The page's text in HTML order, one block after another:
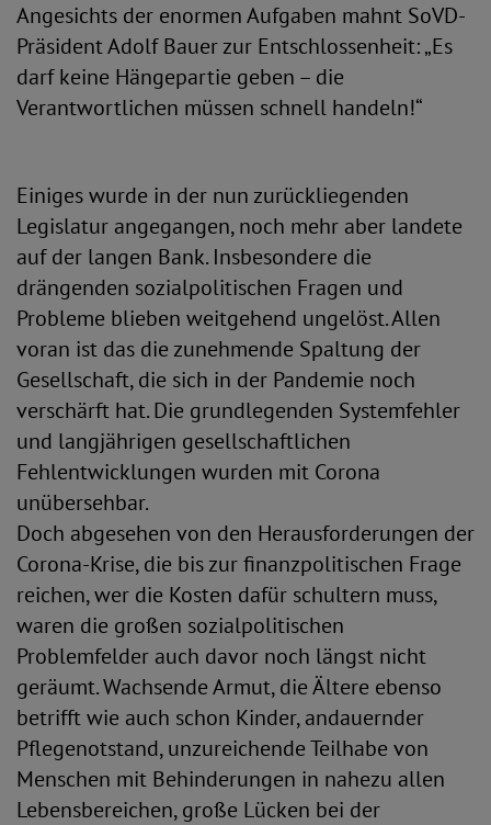
Angesichts der enormen Aufgaben mahnt SoVD-
Präsident Adolf Bauer zur Entschlossenheit: „Es
darf keine Hängepartie geben – die
Verantwortlichen müssen schnell handeln!“
Einiges wurde in der nun zurückliegenden
Legislatur angegangen, noch mehr aber landete
auf der langen Bank. Insbesondere die
drängenden sozialpolitischen Fragen und
Probleme blieben weitgehend ungelöst. Allen
voran ist das die zunehmende Spaltung der
Gesellschaft, die sich in der Pandemie noch
verschärft hat. Die grundlegenden Systemfehler
und langjährigen gesellschaftlichen
Fehlentwicklungen wurden mit Corona
unübersehbar.
Doch abgesehen von den Herausforderungen der
Corona-Krise, die bis zur finanzpolitischen Frage
reichen, wer die Kosten dafür schultern muss,
waren die großen sozialpolitischen
Problemfelder auch davor noch längst nicht
geräumt. Wachsende Armut, die Ältere ebenso
betrifft wie auch schon Kinder, andauernder
Pflegenotstand, unzureichende Teilhabe von
Menschen mit Behinderungen in nahezu allen
Lebensbereichen, große Lücken bei der